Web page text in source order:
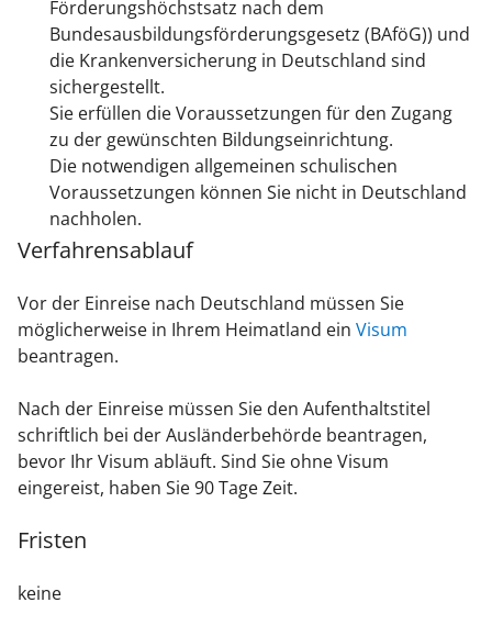
Förderungshöchstsatz nach dem
Bundesausbildungsförderungsgesetz (BAföG)) und
die Krankenversicherung in Deutschland sind
sichergestellt.
Sie erfüllen die Voraussetzungen für den Zugang
zu der gewünschten Bildungseinrichtung.
Die notwendigen allgemeinen schulischen
Voraussetzungen können Sie nicht in Deutschland
nachholen.
Verfahrensablauf
Vor der Einreise nach Deutschland müssen Sie
möglicherweise in Ihrem Heimatland ein Visum
beantragen.
Nach der Einreise müssen Sie den Aufenthaltstitel
schriftlich bei der Ausländerbehörde beantragen,
bevor Ihr Visum abläuft. Sind Sie ohne Visum
eingereist, haben Sie 90 Tage Zeit.
Fristen
keine